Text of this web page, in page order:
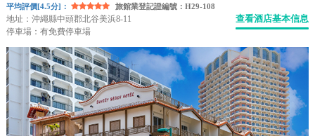
平均評價[4.5分]： 旅館業登記證編號：H29-108
地址：沖繩縣中頭郡北谷美浜8-11
停車場：有免費停車場
查看酒店基本信息